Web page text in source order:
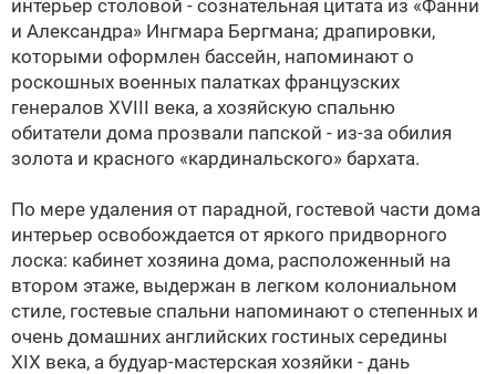
интерьер столовой - сознательная цитата из «Фанни
и Александра» Ингмара Бергмана; драпировки,
которыми оформлен бассейн, напоминают о
роскошных военных палатках французских
генералов XVIII века, а хозяйскую спальню
обитатели дома прозвали папской - из-за обилия
золота и красного «кардинальского» бархата.
По мере удаления от парадной, гостевой части дома
интерьер освобождается от яркого придворного
лоска: кабинет хозяина дома, расположенный на
втором этаже, выдержан в легком колониальном
стиле, гостевые спальни напоминают о степенных и
очень домашних английских гостиных середины
XIX века, а будуар-мастерская хозяйки - дань